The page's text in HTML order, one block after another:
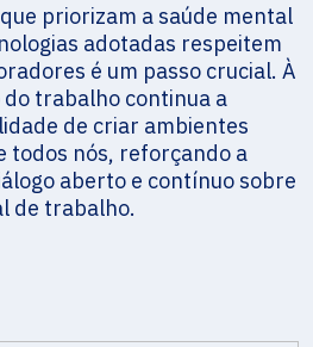
priorizam a saúde mental
adotadas respeitem
é um passo crucial. À
trabalho continua a
de criar ambientes
todos nós, reforçando a
aberto e contínuo sobre
de trabalho.